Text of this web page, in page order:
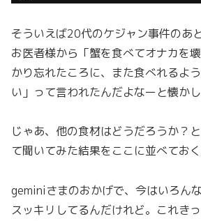
そういえば20代のケジャン事件のあ
お医者様から「蟹を食べてオナカを
かり忘れたころに、また食べれるよ
い」って言われたんだよなーと懐か
じゃあ、他の食材はどうだろうか？
て聞いてみた結果をここに並べておく
geminiさまのおかげで、今はいろん
スッキリしてるんだけれど。これき